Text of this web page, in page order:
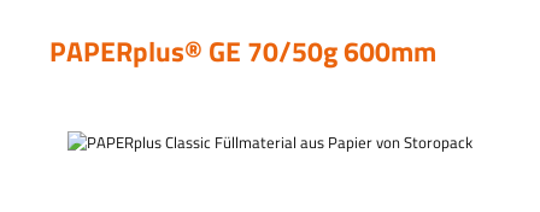
PAPERplus® GE 70/50g 600mm
Bildergalerie überspringen